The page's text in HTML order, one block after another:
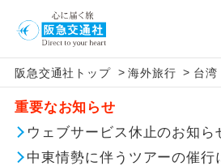
阪急交通社トップ > 海外旅行 > 台湾
重要なお知らせ
ウェブサービス休止のお知ら
中東情勢に伴うツアーの催行
旅行代金に、以下の料金は
ん。別途お支払が必要となり
【日本国内空港施設使用料
このツアーは以下の出発地か
加いただけます。
※リクエスト受付の場合、ご手配
せていただきます。
アイコン
添乗員同行
往路出発空港（
（駅）まで同行